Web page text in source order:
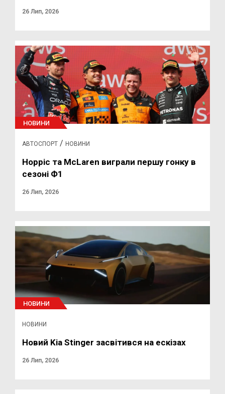
26 Лип, 2026
НОВИНИ
АВТОСПОРТ / НОВИНИ
Норріс та McLaren виграли першу гонку в
сезоні Ф1
26 Лип, 2026
НОВИНИ
НОВИНИ
Новий Kia Stinger засвітився на ескізах
26 Лип, 2026